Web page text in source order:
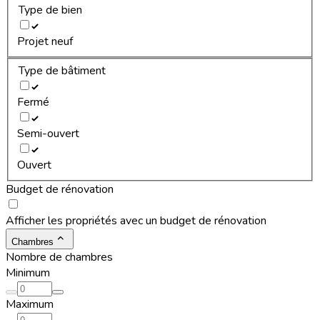
Type de bien
Projet neuf
Type de bâtiment
Fermé
Semi-ouvert
Ouvert
Budget de rénovation
Afficher les propriétés avec un budget de rénovation
Chambres
Nombre de chambres
Minimum
Maximum